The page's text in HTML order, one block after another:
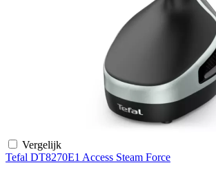
Vergelijk
Tefal DT8270E1 Access Steam Force